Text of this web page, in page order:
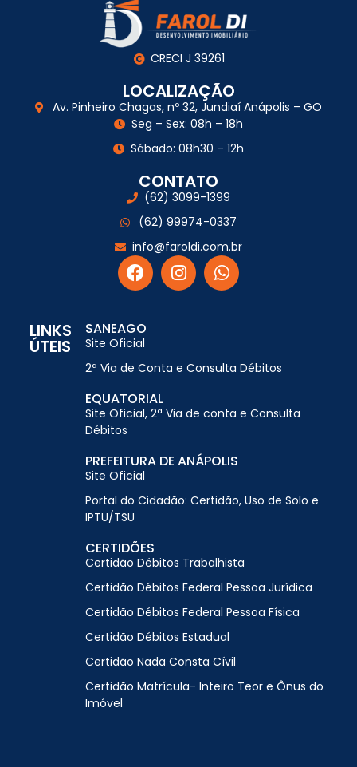
CRECI J 39261
LOCALIZAÇÃO
Av. Pinheiro Chagas, nº 32, Jundiaí Anápolis – GO
Seg – Sex: 08h – 18h
Sábado: 08h30 – 12h
CONTATO
(62) 3099-1399
(62) 99974-0337
info@faroldi.com.br
LINKS
ÚTEIS
SANEAGO
Site Oficial
2ª Via de Conta e Consulta Débitos
EQUATORIAL
Site Oficial, 2ª Via de conta e Consulta
Débitos
PREFEITURA DE ANÁPOLIS
Site Oficial
Portal do Cidadão: Certidão, Uso de Solo e
IPTU/TSU
CERTIDÕES
Certidão Débitos Trabalhista
Certidão Débitos Federal Pessoa Jurídica
Certidão Débitos Federal Pessoa Física
Certidão Débitos Estadual
Certidão Nada Consta Cívil
Certidão Matrícula- Inteiro Teor e Ônus do
Imóvel